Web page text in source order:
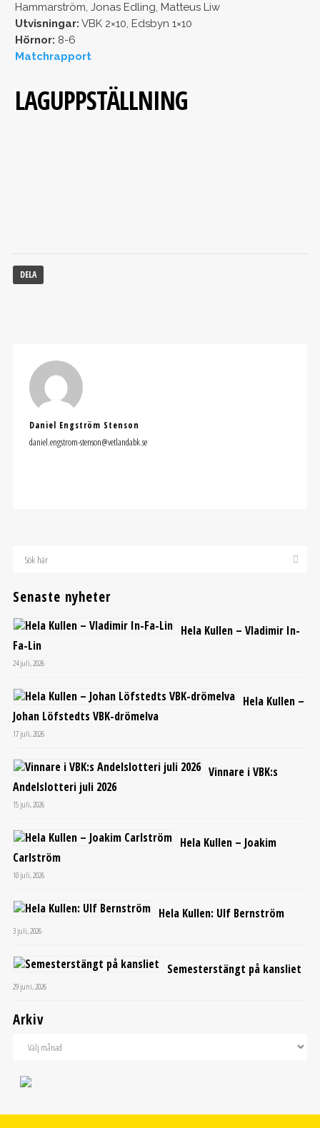
Hammarström, Jonas Edling, Matteus Liw
Utvisningar: VBK 2×10, Edsbyn 1×10
Hörnor: 8-6
Matchrapport
LAGUPPSTÄLLNING
DELA
Daniel Engström Stenson
daniel.engstrom-stenson@vetlandabk.se
Senaste nyheter
Hela Kullen – Vladimir In-
Fa-Lin
24 juli, 2026
Hela Kullen –
Johan Löfstedts VBK-drömelva
17 juli, 2026
Vinnare i VBK:s
Andelslotteri juli 2026
15 juli, 2026
Hela Kullen – Joakim
Carlström
10 juli, 2026
Hela Kullen: Ulf Bernström
3 juli, 2026
Semesterstängt på kansliet
29 juni, 2026
Arkiv